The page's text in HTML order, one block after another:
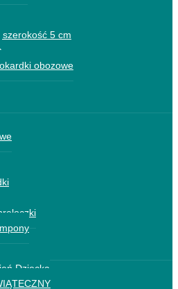
5 cm
obozowe
Dziecka